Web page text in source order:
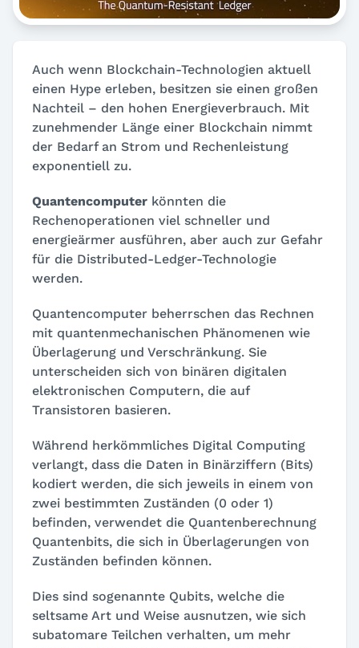
Auch wenn Blockchain-Technologien aktuell
einen Hype erleben, besitzen sie einen großen
Nachteil – den hohen Energieverbrauch. Mit
zunehmender Länge einer Blockchain nimmt
der Bedarf an Strom und Rechenleistung
exponentiell zu.
Quantencomputer könnten die
Rechenoperationen viel schneller und
energieärmer ausführen, aber auch zur Gefahr
für die Distributed-Ledger-Technologie
werden.
Quantencomputer beherrschen das Rechnen
mit quantenmechanischen Phänomenen wie
Überlagerung und Verschränkung. Sie
unterscheiden sich von binären digitalen
elektronischen Computern, die auf
Transistoren basieren.
Während herkömmliches Digital Computing
verlangt, dass die Daten in Binärziffern (Bits)
kodiert werden, die sich jeweils in einem von
zwei bestimmten Zuständen (0 oder 1)
befinden, verwendet die Quantenberechnung
Quantenbits, die sich in Überlagerungen von
Zuständen befinden können.
Dies sind sogenannte Qubits, welche die
seltsame Art und Weise ausnutzen, wie sich
subatomare Teilchen verhalten, um mehr